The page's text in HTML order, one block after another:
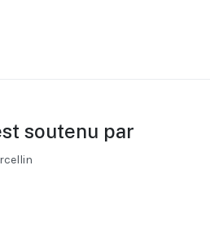
soutenu par